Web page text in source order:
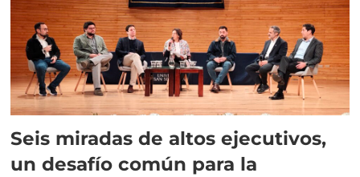
Seis miradas de altos ejecutivos,
un desafío común para la